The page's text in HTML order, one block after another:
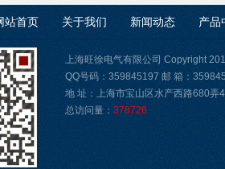
站首页 关于我们 新闻动态 产品
上海旺徐电气有限公司 Copyright
QQ号码：359845197 邮 箱：
地 址：上海市宝山区水产西路680弄
总访问量： 378726